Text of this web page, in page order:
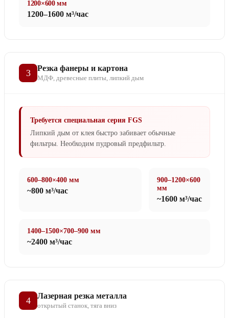
1200×600 мм
1200–1600 м³/час
3 Резка фанеры и картона
МДФ, древесные плиты, липкий дым
Требуется специальная серия FGS
Липкий дым от клея быстро забивает обычные
фильтры. Необходим пудровый предфильтр.
600–800×400 мм
~800 м³/час
900–1200×600
мм
~1600 м³/час
1400–1500×700–900 мм
~2400 м³/час
4 Лазерная резка металла
открытый станок, тяга вниз